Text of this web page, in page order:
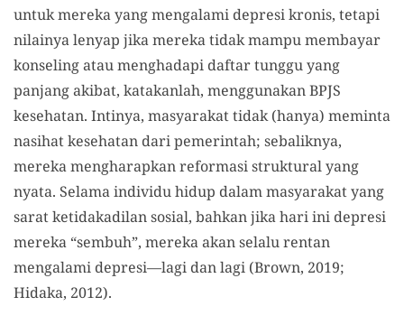
untuk mereka yang mengalami depresi kronis, tetapi
nilainya lenyap jika mereka tidak mampu membayar
konseling atau menghadapi daftar tunggu yang
panjang akibat, katakanlah, menggunakan BPJS
kesehatan. Intinya, masyarakat tidak (hanya) meminta
nasihat kesehatan dari pemerintah; sebaliknya,
mereka mengharapkan reformasi struktural yang
nyata. Selama individu hidup dalam masyarakat yang
sarat ketidakadilan sosial, bahkan jika hari ini depresi
mereka “sembuh”, mereka akan selalu rentan
mengalami depresi—lagi dan lagi (Brown, 2019;
Hidaka, 2012).